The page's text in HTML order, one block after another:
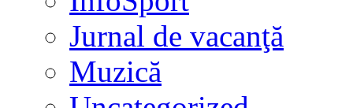
Jurnal de vacanţă
Muzică